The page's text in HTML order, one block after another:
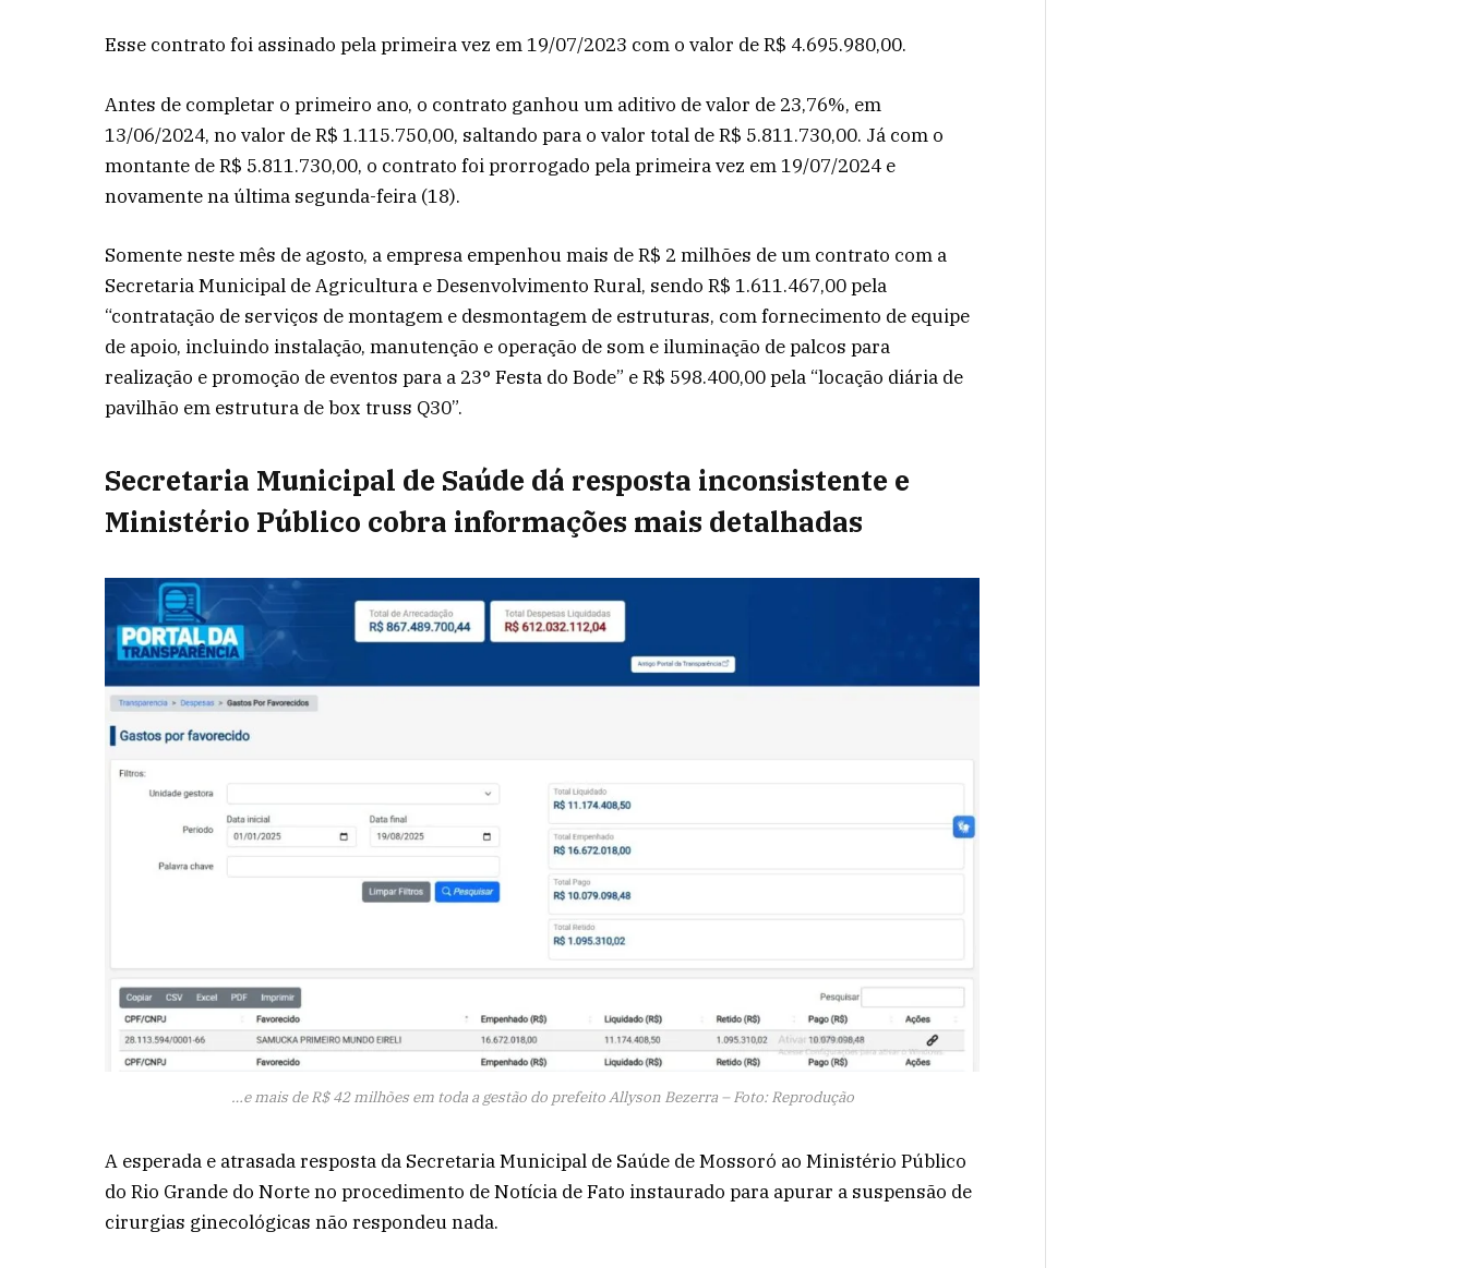
Esse contrato foi assinado pela primeira vez em 19/07/2023 com o valor de R$ 4.695.980,00.
Antes de completar o primeiro ano, o contrato ganhou um aditivo de valor de 23,76%, em
13/06/2024, no valor de R$ 1.115.750,00, saltando para o valor total de R$ 5.811.730,00. Já com o
montante de R$ 5.811.730,00, o contrato foi prorrogado pela primeira vez em 19/07/2024 e
novamente na última segunda-feira (18).
Somente neste mês de agosto, a empresa empenhou mais de R$ 2 milhões de um contrato com a
Secretaria Municipal de Agricultura e Desenvolvimento Rural, sendo R$ 1.611.467,00 pela
“contratação de serviços de montagem e desmontagem de estruturas, com fornecimento de equipe
de apoio, incluindo instalação, manutenção e operação de som e iluminação de palcos para
realização e promoção de eventos para a 23° Festa do Bode” e R$ 598.400,00 pela “locação diária de
pavilhão em estrutura de box truss Q30”.
Secretaria Municipal de Saúde dá resposta inconsistente e
Ministério Público cobra informações mais detalhadas
…e mais de R$ 42 milhões em toda a gestão do prefeito Allyson Bezerra – Foto: Reprodução
A esperada e atrasada resposta da Secretaria Municipal de Saúde de Mossoró ao Ministério Público
do Rio Grande do Norte no procedimento de Notícia de Fato instaurado para apurar a suspensão de
cirurgias ginecológicas não respondeu nada.